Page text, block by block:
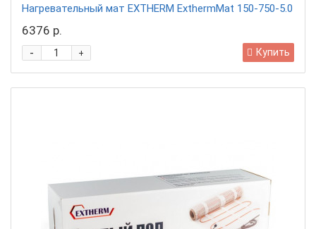
Нагревательный мат EXTHERM ExthermMat 150-750-5.0
6376 р.
+
- Купить